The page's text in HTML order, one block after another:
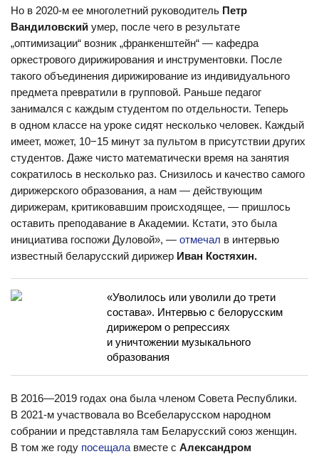
Но в 2020-м ее многолетний руководитель Петр
Вандиловский умер, после чего в результате
„оптимизации“ возник „франкенштейн“ — кафедра
оркестрового дирижирования и инструментовки. После
такого объединения дирижирование из индивидуального
предмета превратили в групповой. Раньше педагог
занимался с каждым студентом по отдельности. Теперь
в одном классе на уроке сидят несколько человек. Каждый
имеет, может, 10−15 минут за пультом в присутствии других
студентов. Даже чисто математически время на занятия
сократилось в несколько раз. Снизилось и качество самого
дирижерского образования, а нам — действующим
дирижерам, критиковавшим происходящее, — пришлось
оставить преподавание в Академии. Кстати, это была
инициатива госпожи Дуловой», — отмечал в интервью
известный беларусский дирижер Иван Костяхин.
«Уволилось или уволили до трети
состава». Интервью с белорусским
дирижером о репрессиях
и уничтожении музыкального
образования
В 2016—2019 годах она была членом Совета Республики.
В 2021-м участвовала во Всебеларусском народном
собрании и представляла там Беларусский союз женщин.
В том же году посещала вместе с Александром